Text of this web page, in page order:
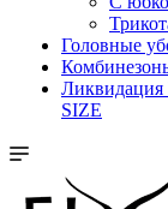
Головные
Ликвидация
SIZE